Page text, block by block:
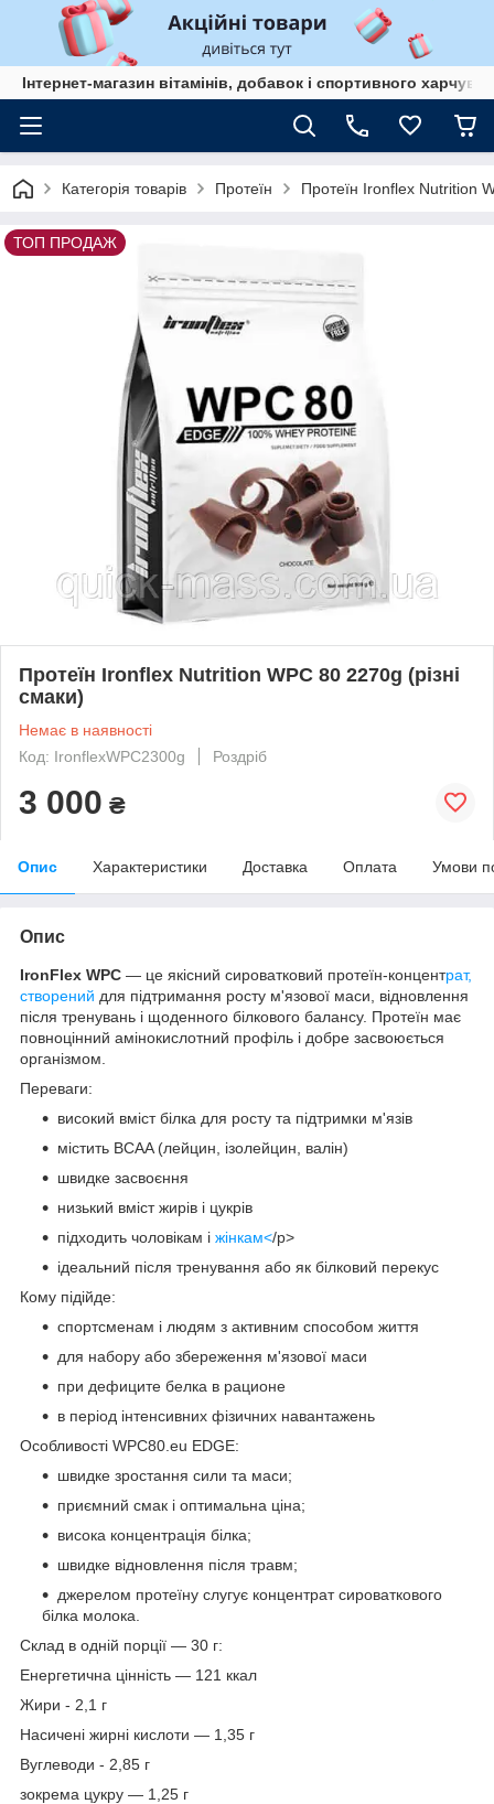
Інтернет-магазин вітамінів, добавок і спортивного
Категорія товарів Протеїн Протеїн Ironflex Nutrition
ТОП ПРОДАЖ
Протеїн Ironflex Nutrition WPC 80 2270g (різні
смаки)
Немає в наявності
Код: IronflexWPC2300g
Роздріб
3 000 ₴
Опис Характеристики Доставка Оплата Умови
Опис
IronFlex WPC — це якісний сироватковий протеїн-концентрат,
створений для підтримання росту м'язової маси, відновлення
після тренувань і щоденного білкового балансу. Протеїн має
повноцінний амінокислотний профіль і добре засвоюється
організмом.
Переваги:
високий вміст білка для росту та підтримки м'язів
містить BCAA (лейцин, ізолейцин, валін)
швидке засвоєння
низький вміст жирів і цукрів
підходить чоловікам і жінкам</p>
ідеальний після тренування або як білковий перекус
Кому підійде:
спортсменам і людям з активним способом життя
для набору або збереження м'язової маси
при дефиците белка в рационе
в період інтенсивних фізичних навантажень
Особливості WPC80.eu EDGE:
швидке зростання сили та маси;
приємний смак і оптимальна ціна;
висока концентрація білка;
швидке відновлення після травм;
джерелом протеїну слугує концентрат сироваткового
білка молока.
Склад в одній порції — 30 г:
Енергетична цінність — 121 ккал
Жири - 2,1 г
Насичені жирні кислоти — 1,35 г
Вуглеводи - 2,85 г
зокрема цукру — 1,25 г